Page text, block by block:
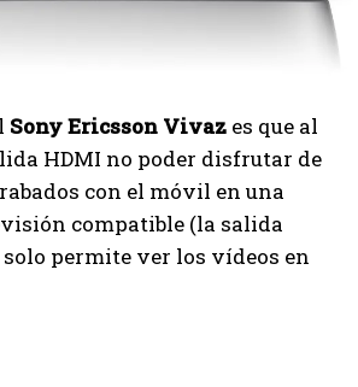
Sony Ericsson Vivaz es que al
HDMI no poder disfrutar de
con el móvil en una
compatible (la salida
permite ver los vídeos en